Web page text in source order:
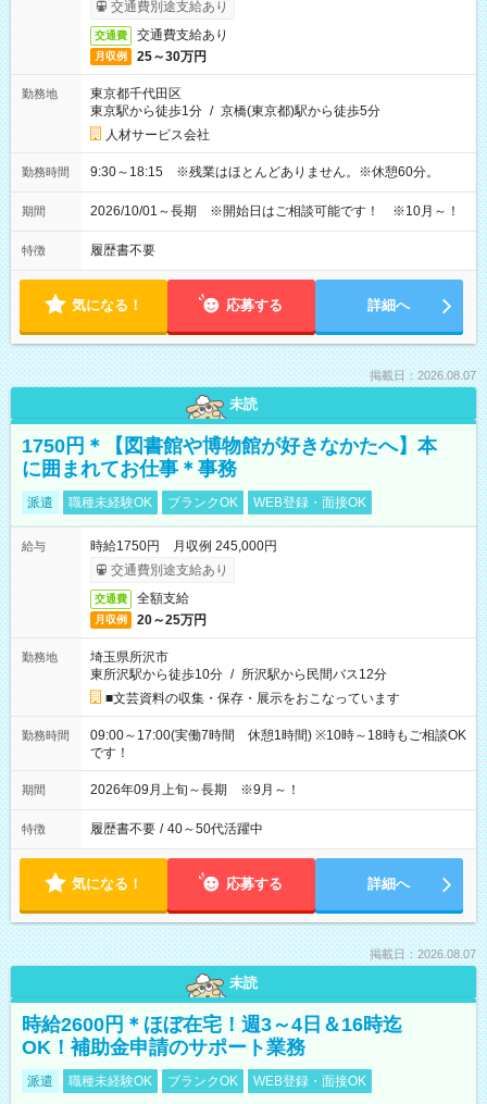
交通費別途支給あり
交通費 交通費支給あり
月収例 25～30万円
勤務地
東京都千代田区
東京駅から徒歩1分 / 京橋(東京都)駅から徒歩5分
人材サービス会社
勤務時間 9:30～18:15 ※残業はほとんどありません。※休憩60分。
期間 2026/10/01～長期 ※開始日はご相談可能です！ ※10月～！
特徴 履歴書不要
気になる！ 応募する 詳細へ
掲載日：2026.08.07
未読
1750円＊【図書館や博物館が好きなかたへ】本
に囲まれてお仕事＊事務
派遣 職種未経験OK ブランクOK WEB登録・面接OK
給与
時給1750円 月収例 245,000円
交通費別途支給あり
交通費 全額支給
月収例 20～25万円
勤務地
埼玉県所沢市
東所沢駅から徒歩10分 / 所沢駅から民間バス12分
■文芸資料の収集・保存・展示をおこなっています
勤務時間
09:00～17:00(実働7時間 休憩1時間) ※10時～18時もご相談OK
です！
期間 2026年09月上旬～長期 ※9月～！
特徴 履歴書不要 / 40～50代活躍中
気になる！ 応募する 詳細へ
掲載日：2026.08.07
未読
時給2600円＊ほぼ在宅！週3～4日＆16時迄
OK！補助金申請のサポート業務
派遣 職種未経験OK ブランクOK WEB登録・面接OK